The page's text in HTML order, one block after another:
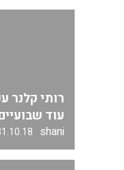
רותי קלנר
עוד
shani